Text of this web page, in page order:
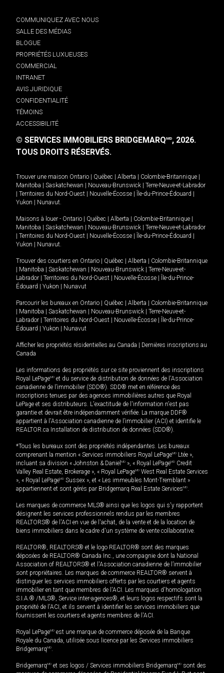
COMMUNIQUEZ AVEC NOUS
SALLE DES MÉDIAS
BLOGUE
PROPRIÉTÉS LUXUEUSES
COMMERCIAL
INTRANET
AVIS JURIDIQUE
CONFIDENTIALITÉ
TÉMOINS
ACCESSIBILITÉ
© SERVICES IMMOBILIERS BRIDGEMARQMD, 2026.
TOUS DROITS RÉSERVÉS.
Trouver une maison Ontario Québec Alberta Colombie-Britannique
Manitoba
Saskatchewan Nouveau-Brunswick
Terre-Neuve-et-Labrador
Territoires du Nord-Ouest Nouvelle-Écosse Île-du-Prince-Édouard
Yukon
Nunavut.
Maisons à louer - Ontario Québec Alberta Colombie-Britannique
Manitoba
Saskatchewan Nouveau-Brunswick
Terre-Neuve-et-Labrador
Territoires du Nord-Ouest Nouvelle-Écosse Île-du-Prince-Édouard
Yukon
Nunavut.
Trouver des courtiers en Ontario Québec Alberta
Colombie-Britannique
Manitoba Saskatchewan Nouveau-Brunswick
Terre-Neuve-et-
Labrador
Territoires du Nord-Ouest Nouvelle-Écosse
Île-du-Prince-
Édouard
Yukon Nunavut
Parcourir les bureaux en Ontario Québec Alberta
Colombie-Britannique
Manitoba Saskatchewan Nouveau-Brunswick
Terre-Neuve-et-
Labrador
Territoires du Nord-Ouest Nouvelle-Écosse
Île-du-Prince-
Édouard
Yukon Nunavut
Afficher les propriétés résidentielles au Canada
Dernières inscriptions au
Canada
Les informations des propriétés sur ce site proviennent des inscriptions
Royal LePageMD et du service de distribution de données de l'Association
canadienne de l’immobilier (SDD®). SDD® met en référence des
inscriptions tenues par des agences immobilières autres que Royal
LePage et ses distributeurs. L'exactitude de l'information n'est pas
garantie et devrait être indépendamment vérifiée. La marque DDF®
appartient à l'Association canadienne de l’immobilier (ACI) et identifie le
REALTOR.ca Installation de distribution de données (SDD®).
*Tous les bureaux sont des propriétés indépendantes. Les bureaux
comprenant la mention « Services immobiliers Royal LePageMD Ltée »,
incluant sa division « Johnston & Daniel MD », « Royal LePageMD Credit
Valley Real Estate, Brokerage », « Royal LePageMD West Real Estate Services
», « Royal LePageMD Sussex », et « Les immeubles Mont-Tremblant »
appartiennent et sont gérés par Bridgemarq Real Estate ServicesMD.
Les marques de commerce MLS® ainsi que les logos qui s'y rapportent
désignent les services professionnels rendus par les membres
REALTORS® de l'ACI en vue de l'achat, de la vente et de la location de
biens immobiliers dans le cadre d'un système de vente collaborative.
REALTOR®, REALTORS® et le logo REALTOR® sont des marques
déposées de REALTOR® Canada Inc., une compagnie dont la National
Association of REALTORS® et l'Association canadienne de l’immobilier
sont propriétaires. Les marques de commerce REALTOR® servent à
distinguer les services immobiliers offerts par les courtiers et agents
immobilier en tant que membres de l'ACI. Les marques d'homologation
S.I.A.® /MLS®, Service inter-agences®, et leurs logos respectifs sont la
propriété de l'ACI, et ils servent à identifier les services immobiliers que
fournissent les courtiers et agents membres de l'ACI.
Royal LePageMD est une marque de commerce déposée de la Banque
Royale du Canada, utilisée sous licence par les Services immobiliers
BridgemarqMD.
BridgemarqMD et ses logos / Services immobiliers BridgemarqMD sont des